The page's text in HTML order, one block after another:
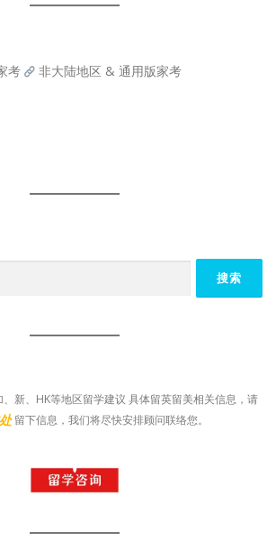
考 非大陆地区 & 通用版家考
新、HK等地区留学建议 具体留英留美相关信息，请
留下信息，我们将尽快安排顾问联络您。